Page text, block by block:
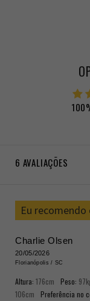
6 AVALIAÇÕES
Eu
Charlie Olsen
20/05/2026
Florianópolis / SC
Altura: 176cm Peso:
106cm
Preferência no